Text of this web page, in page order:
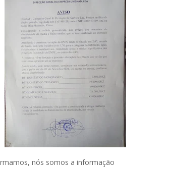
nós somos a informação